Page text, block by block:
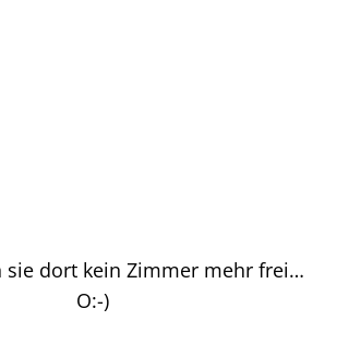
sie dort kein Zimmer mehr frei…
O:-)